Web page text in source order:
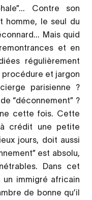
Contre son
homme, le seul du
Mais quid
et en
régulièrement
procédure et jargon
parisienne ?
“déconnement” ?
cette fois. Cette
crédit une petite
jours, doit aussi
est absolu,
Dans cet
un immigré africain
de bonne qu’il